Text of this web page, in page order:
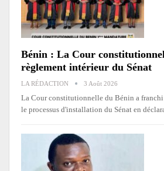
Bénin : La Cour
règlement intérieur du Sénat
LA RÉDACTION 3 Août 2026
La Cour constitutionnelle du Bénin a franchi
le processus d'installation du Sénat en